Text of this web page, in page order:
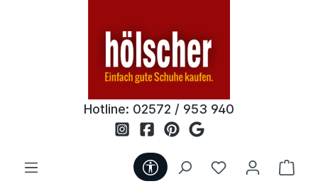
Hotline: 02572 / 953 940
Werkzeugleiste anzeigen
Du hast 0